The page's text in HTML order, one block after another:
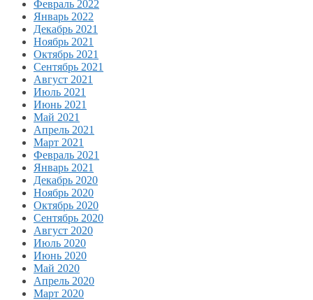
Февраль 2022
Январь 2022
Декабрь 2021
Ноябрь 2021
Октябрь 2021
Сентябрь 2021
Август 2021
Июль 2021
Июнь 2021
Май 2021
Апрель 2021
Март 2021
Февраль 2021
Январь 2021
Декабрь 2020
Ноябрь 2020
Октябрь 2020
Сентябрь 2020
Август 2020
Июль 2020
Июнь 2020
Май 2020
Апрель 2020
Март 2020